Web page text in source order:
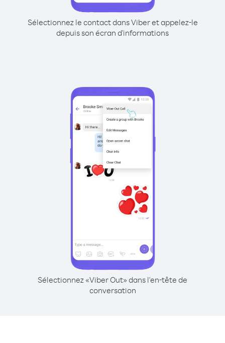
Sélectionnez le contact dans Viber et appelez-le
depuis son écran d'informations
Sélectionnez «Viber Out» dans l'en-tête de
conversation